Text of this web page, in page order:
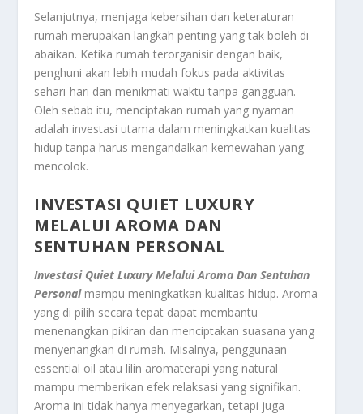
Selanjutnya, menjaga kebersihan dan keteraturan
rumah merupakan langkah penting yang tak boleh di
abaikan. Ketika rumah terorganisir dengan baik,
penghuni akan lebih mudah fokus pada aktivitas
sehari-hari dan menikmati waktu tanpa gangguan.
Oleh sebab itu, menciptakan rumah yang nyaman
adalah investasi utama dalam meningkatkan kualitas
hidup tanpa harus mengandalkan kemewahan yang
mencolok.
INVESTASI QUIET LUXURY
MELALUI AROMA DAN
SENTUHAN PERSONAL
Investasi Quiet Luxury Melalui Aroma Dan Sentuhan
Personal mampu meningkatkan kualitas hidup. Aroma
yang di pilih secara tepat dapat membantu
menenangkan pikiran dan menciptakan suasana yang
menyenangkan di rumah. Misalnya, penggunaan
essential oil atau lilin aromaterapi yang natural
mampu memberikan efek relaksasi yang signifikan.
Aroma ini tidak hanya menyegarkan, tetapi juga